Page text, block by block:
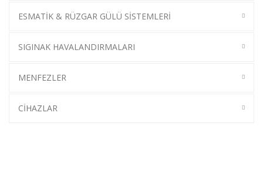
ESMATİK & RÜZGAR GÜLÜ SİSTEMLERİ
SIGINAK HAVALANDIRMALARI
MENFEZLER
CİHAZLAR